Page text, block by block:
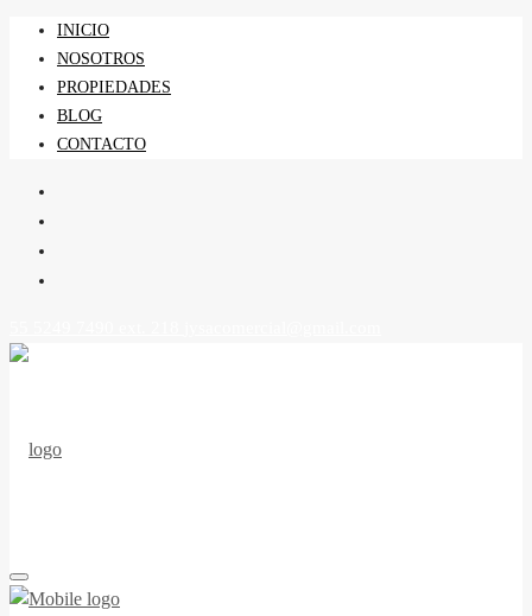
INICIO
NOSOTROS
PROPIEDADES
BLOG
CONTACTO